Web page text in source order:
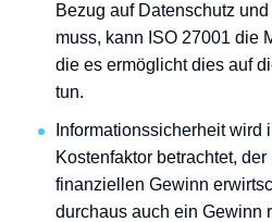
Bezug auf Datenschutz
muss, kann ISO 27001 die
die es ermöglicht dies auf
tun.
Informationssicherheit wird
Kostenfaktor betrachtet,
finanziellen Gewinn
durchaus auch ein Gewinn